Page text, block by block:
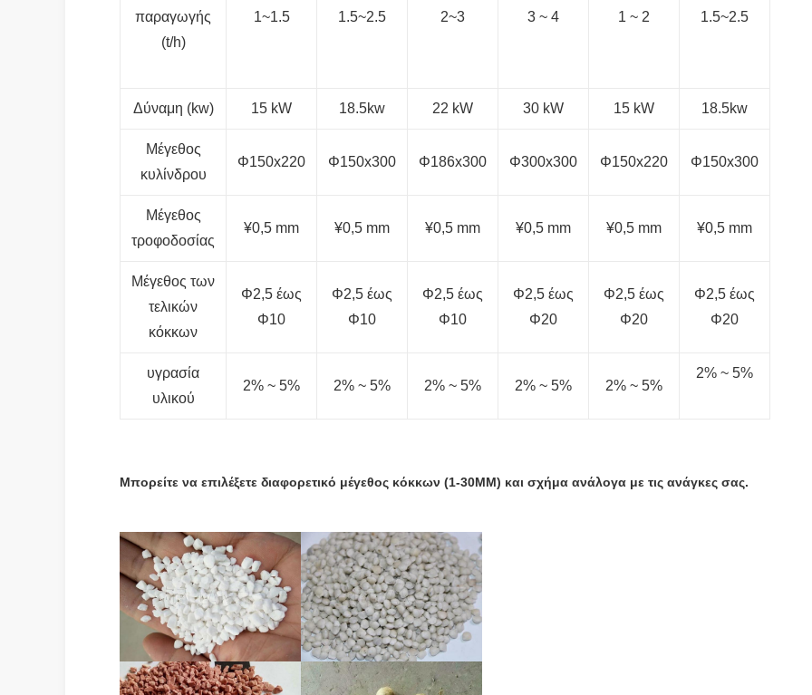
παραγωγής
(t/h)
1~1.5 1.5~2.5 2~3 3 ~ 4 1 ~ 2 1.5~2.5
Δύναμη (kw) 15 kW 18.5kw 22 kW 30 kW 15 kW 18.5kw
Μέγεθος
κυλίνδρου
Φ150x220 Φ150x300 Φ186x300 Φ300x300 Φ150x220 Φ150x300
Μέγεθος
τροφοδοσίας
¥0,5 mm ¥0,5 mm ¥0,5 mm ¥0,5 mm ¥0,5 mm ¥0,5 mm
Μέγεθος των
τελικών
κόκκων
Φ2,5 έως
Φ10
Φ2,5 έως
Φ10
Φ2,5 έως
Φ10
Φ2,5 έως
Φ20
Φ2,5 έως
Φ20
Φ2,5 έως
Φ20
υγρασία
υλικού
2% ~ 5% 2% ~ 5% 2% ~ 5% 2% ~ 5% 2% ~ 5%
2% ~ 5%
Μπορείτε να επιλέξετε διαφορετικό μέγεθος κόκκων (1-30MM) και σχήμα ανάλογα με τις ανάγκες σας.